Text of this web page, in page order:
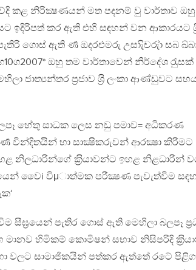
කළ නිරික්‍ෂණයන් මත පදනම් වු වාර්තාව
කර ඇති එහි සඳහන් වන ආකාරයට
ගොස් ඇති ර්‍ණ ඔදරඑමරු උසාැිචරු්ා සබ
ඔහු තම වාර්තාවෙන් නිර්දේශ රැුසක්
ජාත්‍යන්තර ප‍්‍රජාව ශ‍්‍රි ලංකා ආණ්ඩුවට
හේතු සාධක ලෙස නඩු පමාව= අධිකරණ
වින්දිතයින් හා සාක්‍ෂිකරුවන් ආරක්‍ෂා කිරිමට
නිලධාරින්ගේ ක‍්‍රියාවන්ට ඉහළ නිළධාරින්
වෛi විμාත්මක පරීක්‍ෂණ පැවැත්විම
සීඝ‍්‍රයෙන් පැතිර ගොස් ඇති මෙහිලා බලපෑ
හිමිකම් කොමිෂන් සභාව නිසිපරිදි
වලට සාමාජිකයින් පත්කර ඇත්තේ රටේ